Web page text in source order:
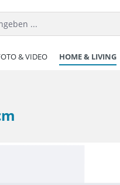
& VIDEO HOME & LIVING